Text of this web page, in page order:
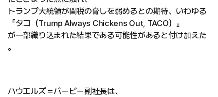
トランプ大統領が関税の脅しを弱めるとの期待、いわゆる
『タコ（Trump Always Chickens Out, TACO）』
が一部織り込まれた結果である可能性があると付け加えた
。
ハウエルズ＝バービー副社長は、